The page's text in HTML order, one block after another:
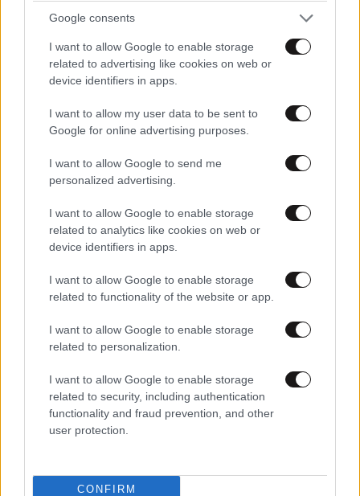
Google consents
I want to allow Google to enable storage
related to advertising like cookies on web or
device identifiers in apps.
I want to allow my user data to be sent to
Google for online advertising purposes.
I want to allow Google to send me
personalized advertising.
I want to allow Google to enable storage
related to analytics like cookies on web or
device identifiers in apps.
I want to allow Google to enable storage
related to functionality of the website or app.
I want to allow Google to enable storage
related to personalization.
I want to allow Google to enable storage
related to security, including authentication
functionality and fraud prevention, and other
user protection.
CONFIRM